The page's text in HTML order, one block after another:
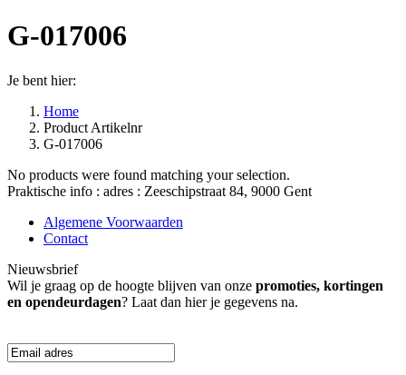
G-017006
Je bent hier:
Home
Product Artikelnr
G-017006
No products were found matching your selection.
Praktische info : adres : Zeeschipstraat 84, 9000 Gent
Algemene Voorwaarden
Contact
Nieuwsbrief
Wil je graag op de hoogte blijven van onze promoties, kortingen
en opendeurdagen? Laat dan hier je gegevens na.